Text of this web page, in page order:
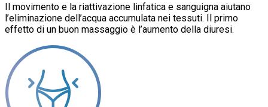
Il movimento e la riattivazione linfatica e sanguigna aiutano
l’eliminazione dell’acqua accumulata nei tessuti. Il primo
effetto di un buon massaggio è l’aumento della diuresi.